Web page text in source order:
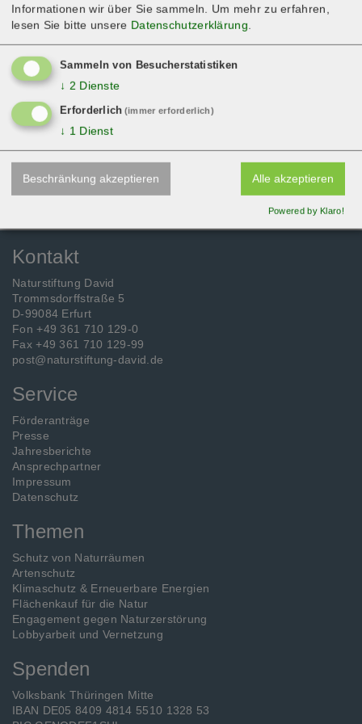
Kontakt
99438 Tonndorf
ZURÜCK
Kontakt
Naturstiftung David
Trommsdorffstraße 5
D-99084 Erfurt
Fon +49 361 710 129-0
Fax +49 361 710 129-99
post@naturstiftung-david.de
Service
Förderanträge
Presse
Jahresberichte
Ansprechpartner
Impressum
Datenschutz
Themen
Schutz von Naturräumen
Artenschutz
Klimaschutz & Erneuerbare Energien
Flächenkauf für die Natur
Engagement gegen Naturzerstörung
Lobbyarbeit und Vernetzung
Spenden
Volksbank Thüringen Mitte
IBAN DE05 8409 4814 5510 1328 53
Informationen wir über Sie sammeln. Um mehr zu erfahren,
lesen Sie bitte unsere Datenschutzerklärung.
Sammeln von Besucherstatistiken
↓ 2 Dienste
Erforderlich (immer erforderlich)
↓ 1 Dienst
Beschränkung akzeptieren Alle akzeptieren
Powered by Klaro!